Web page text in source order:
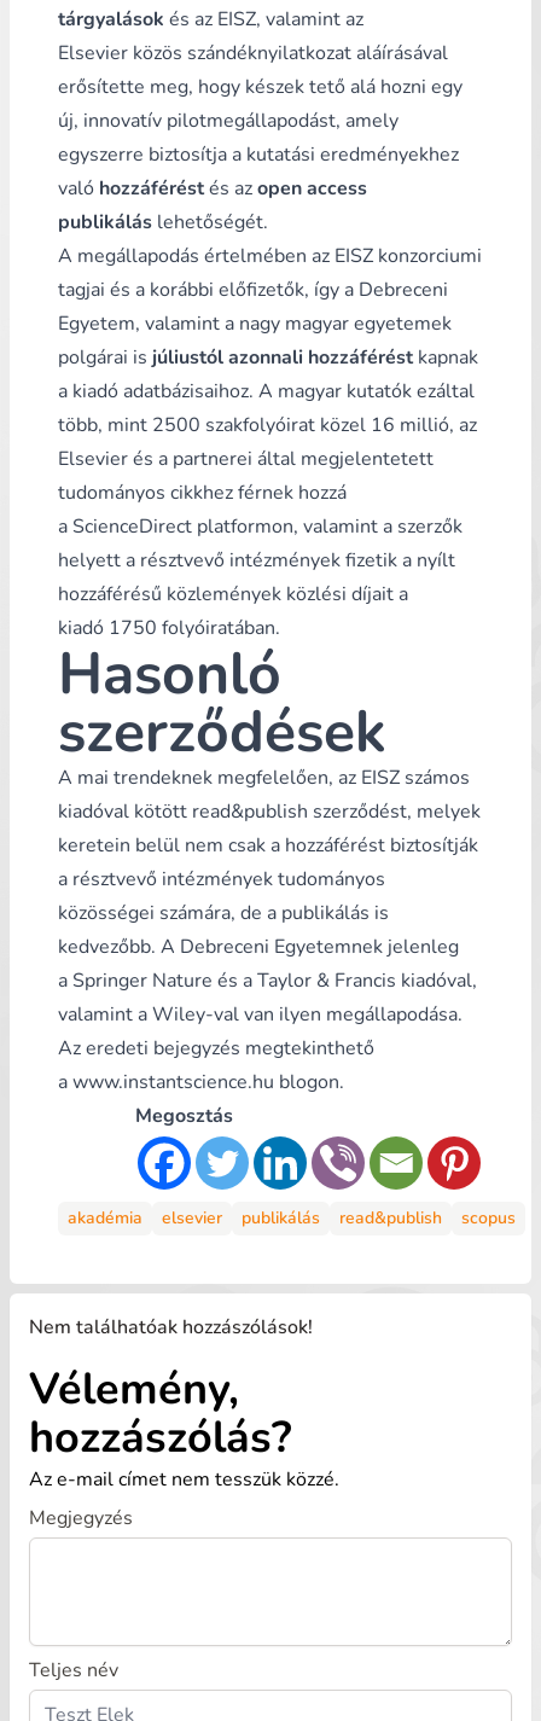
tárgyalások és az EISZ, valamint az
Elsevier közös szándéknyilatkozat aláírásával
erősítette meg, hogy készek tető alá hozni egy
új, innovatív pilotmegállapodást, amely
egyszerre biztosítja a kutatási eredményekhez
való hozzáféréstés azopen access
publikálás lehetőségét.
A megállapodás értelmében az EISZ konzorciumi
tagjai és a korábbi előfizetők, így a Debreceni
Egyetem, valamint a nagy magyar egyetemek
polgárai is júliustól azonnali hozzáféréstkapnak
a kiadó adatbázisaihoz. A magyar kutatók ezáltal
több, mint 2500 szakfolyóirat közel 16 millió, az
Elsevier és a partnerei által megjelentetett
tudományos cikkhez férnek hozzá
a ScienceDirect platformon, valamint a szerzők
helyett a résztvevő intézmények fizetik a nyílt
hozzáférésű közlemények közlési díjait a
kiadó 1750 folyóiratában.
Hasonló
szerződések
A mai trendeknek megfelelően, az EISZ számos
kiadóval kötött read&publish szerződést, melyek
keretein belül nem csak a hozzáférést biztosítják
a résztvevő intézmények tudományos
közösségei számára, de a publikálás is
kedvezőbb. A Debreceni Egyetemnek jelenleg
a Springer Nature és a Taylor & Francis kiadóval,
valamint aWiley-val van ilyen megállapodása.
Az eredeti bejegyzés megtekinthető
awww.instantscience.hu blogon.
Megosztás
akadémia elsevier publikálás read&publish scopus
Nem találhatóak hozzászólások!
Vélemény,
hozzászólás?
Az e-mail címet nem tesszük közzé.
Megjegyzés
Teljes név